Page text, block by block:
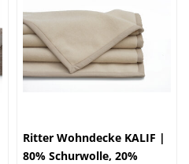
Ritter Wohndecke KALIF |
80% Schurwolle, 20%